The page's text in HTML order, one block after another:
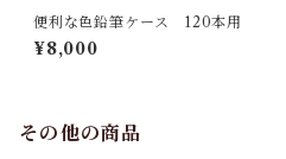
便利な色鉛筆ケース 120本用
¥8,000
その他の商品